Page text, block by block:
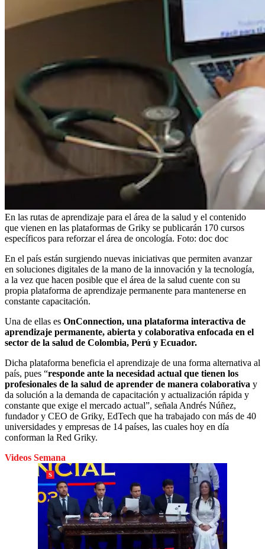
En las rutas de aprendizaje para el área de la salud y el contenido
que vienen en las plataformas de Griky se publicarán 170 cursos
específicos para reforzar el área de oncología. Foto: doc doc
En el país están surgiendo nuevas iniciativas que permiten avanzar
en soluciones digitales de la mano de la innovación y la tecnología,
a la vez que hacen posible que el área de la salud cuente con su
propia plataforma de aprendizaje permanente para mantenerse en
constante capacitación.
Una de ellas es OnConnection, una plataforma interactiva de
aprendizaje permanente, abierta y colaborativa enfocada en el
sector de la salud de Colombia, Perú y Ecuador.
Dicha plataforma beneficia el aprendizaje de una forma alternativa al
país, pues “responde ante la necesidad actual que tienen los
profesionales de la salud de aprender de manera colaborativa y
da solución a la demanda de capacitación y actualización rápida y
constante que exige el mercado actual”, señala Andrés Núñez,
fundador y CEO de Griky, EdTech que ha trabajado con más de 40
universidades y empresas de 14 países, las cuales hoy en día
conforman la Red Griky.
Videos Semana